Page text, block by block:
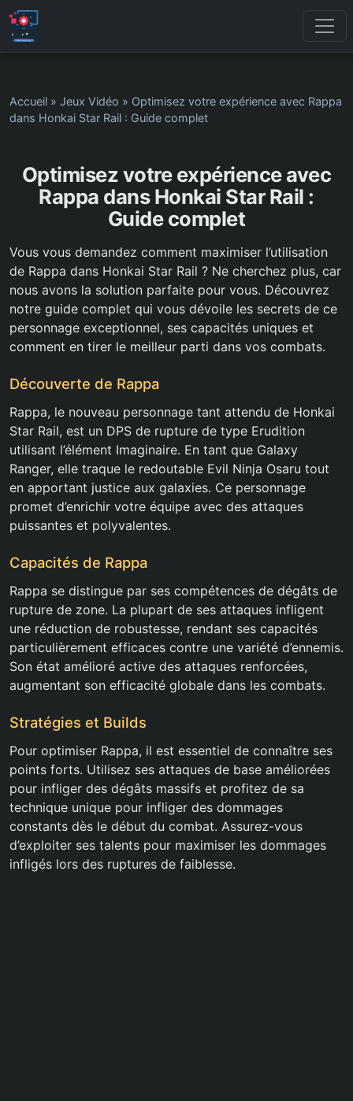
Accueil » Jeux Vidéo » Optimisez votre expérience avec Rappa
dans Honkai Star Rail : Guide complet
Optimisez votre expérience avec
Rappa dans Honkai Star Rail :
Guide complet
Vous vous demandez comment maximiser l’utilisation
de Rappa dans Honkai Star Rail ? Ne cherchez plus, car
nous avons la solution parfaite pour vous. Découvrez
notre guide complet qui vous dévoile les secrets de ce
personnage exceptionnel, ses capacités uniques et
comment en tirer le meilleur parti dans vos combats.
Découverte de Rappa
Rappa, le nouveau personnage tant attendu de Honkai
Star Rail, est un DPS de rupture de type Erudition
utilisant l’élément Imaginaire. En tant que Galaxy
Ranger, elle traque le redoutable Evil Ninja Osaru tout
en apportant justice aux galaxies. Ce personnage
promet d’enrichir votre équipe avec des attaques
puissantes et polyvalentes.
Capacités de Rappa
Rappa se distingue par ses compétences de dégâts de
rupture de zone. La plupart de ses attaques infligent
une réduction de robustesse, rendant ses capacités
particulièrement efficaces contre une variété d’ennemis.
Son état amélioré active des attaques renforcées,
augmentant son efficacité globale dans les combats.
Stratégies et Builds
Pour optimiser Rappa, il est essentiel de connaître ses
points forts. Utilisez ses attaques de base améliorées
pour infliger des dégâts massifs et profitez de sa
technique unique pour infliger des dommages
constants dès le début du combat. Assurez-vous
d’exploiter ses talents pour maximiser les dommages
infligés lors des ruptures de faiblesse.